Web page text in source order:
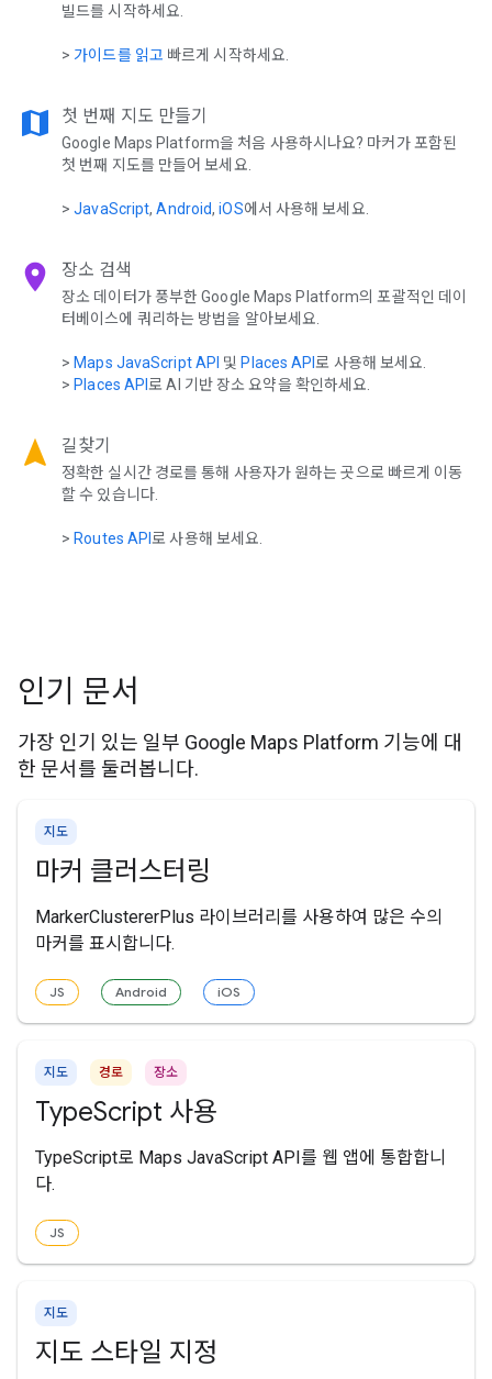
빌드를 시작하세요.
> 가이드를 읽고 빠르게 시작하세요.
map 첫 번째 지도 만들기
Google Maps Platform을 처음 사용하시나요? 마커가 포함된
첫 번째 지도를 만들어 보세요.
>JavaScript,Android,iOS에서 사용해 보세요.
location_on 장소 검색
장소 데이터가 풍부한 Google Maps Platform의 포괄적인 데이
터베이스에 쿼리하는 방법을 알아보세요.
>Maps JavaScript API 및Places API로 사용해 보세요.
>Places API로 AI 기반 장소 요약을 확인하세요.
navigation 길찾기
정확한 실시간 경로를 통해 사용자가 원하는 곳으로 빠르게 이동
할 수 있습니다.
>Routes API로 사용해 보세요.
인기 문서
가장 인기 있는 일부 Google Maps Platform 기능에 대
한 문서를 둘러봅니다.
지도
마커 클러스터링
MarkerClustererPlus 라이브러리를 사용하여 많은 수의
마커를 표시합니다.
JS Android iOS
지도 경로 장소
TypeScript 사용
TypeScript로 Maps JavaScript API를 웹 앱에 통합합니
다.
JS
지도
지도 스타일 지정